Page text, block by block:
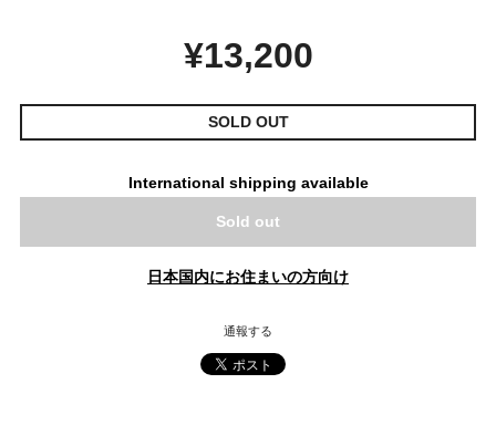
¥13,200
SOLD OUT
International shipping available
Sold out
日本国内にお住まいの方向け
通報する